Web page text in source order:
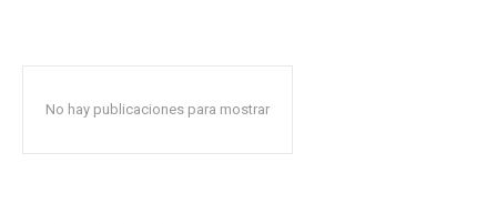
No hay publicaciones para mostrar